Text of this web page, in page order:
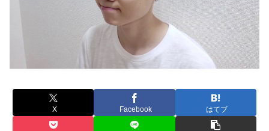
X Facebook はてブ